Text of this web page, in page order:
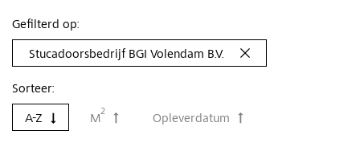
Gefilterd op:
Stucadoorsbedrijf BGI Volendam B.V.
Sorteer:
A-Z M
2
Opleverdatum